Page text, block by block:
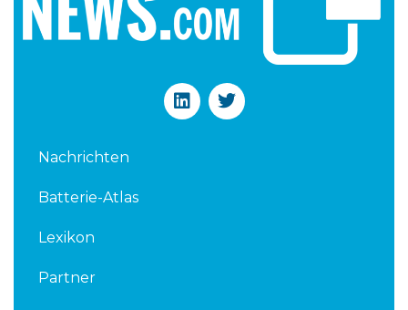
L
i
T
w
Nachrichten
Batterie-Atlas
Lexikon
Partner